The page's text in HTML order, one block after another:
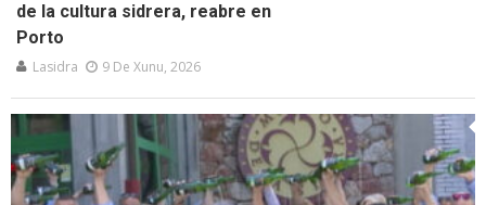
de la cultura sidrera, reabre en
Porto
Lasidra 9 De Xunu, 2026